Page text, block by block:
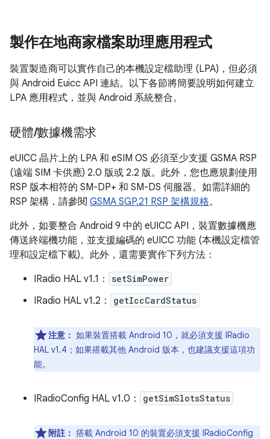
製作在地商家檔案助理應用程式
裝置製造商可以實作自己的本機設定檔助理 (LPA)，但必須
與 Android Euicc API 連結。以下各節將簡要說明如何建立
LPA 應用程式，並與 Android 系統整合。
硬體/數據機需求
eUICC 晶片上的 LPA 和 eSIM OS 必須至少支援 GSMA RSP
(遠端 SIM 卡供應) 2.0 版或 2.2 版。此外，您也應規劃使用
RSP 版本相符的 SM-DP+ 和 SM-DS 伺服器。如需詳細的
RSP 架構，請參閱 GSMA SGP.21 RSP 架構規格。
此外，如要整合 Android 9 中的 eUICC API，裝置數據機應
傳送終端機功能，並支援編碼的 eUICC 功能 (本機設定檔管
理和設定檔下載)。此外，還需要實作下列方法：
IRadio HAL v1.1：
setSimPower
IRadio HAL v1.2： getIccCardStatus
注意： 如果裝置搭載 Android 10，就必須支援 IRadio
HAL v1.4；如果搭載其他 Android 版本，也建議支援這項功
能。
IRadioConfig HAL v1.0： getSimSlotsStatus
附註： 搭載 Android 10 的裝置必須支援 IRadioConfig